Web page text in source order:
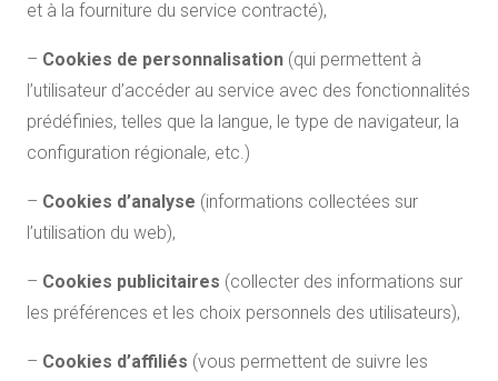
et à la fourniture du service contracté),
– Cookies de personnalisation (qui permettent à
l’utilisateur d’accéder au service avec des fonctionnalités
prédéfinies, telles que la langue, le type de navigateur, la
configuration régionale, etc.)
– Cookies d’analyse (informations collectées sur
l’utilisation du web),
– Cookies publicitaires (collecter des informations sur
les préférences et les choix personnels des utilisateurs),
– Cookies d’affiliés (vous permettent de suivre les